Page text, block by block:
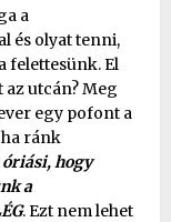
a
és olyat tenni,
felettesünk. El
utcán? Meg
egy pofont a
ránk
hogy
a
. Ezt nem lehet